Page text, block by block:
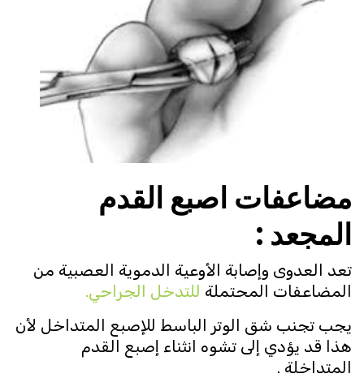
مضاعفات اصبع القدم
المجعد :
تعد العدوى وإصابة الأوعية الدموية العصبية من
المضاعفات المحتملةللتدخل الجراحي.
يجب تجنب شق الوتر الباسط للإصبع المتداخل لأن
هذا قد يؤدي إلى تشوه انثناء إصبع القدم
المتداخلة .